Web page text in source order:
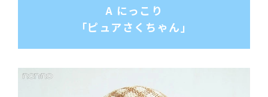
A にっこり
「ピュアさくちゃん」